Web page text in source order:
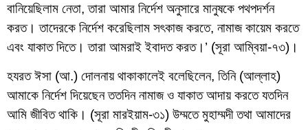
বানিয়েছিলাম নেতা, তারা আমার নির্দেশ অনুসারে মানুষকে পথপদর্শন
করত। তাদেরকে নির্দেশ করেছিলাম সৎকাজ করতে, নামাজ কায়েম করতে
এবং যাকাত দিতে। তারা আমরাই ইবাদত করত।’ (সূরা আম্বিয়া-৭৩)।
হযরত ঈসা (আ.) দোলনায় থাকাকালেই বলেছিলেন, তিনি (আল্লাহ)
আমাকে নির্দেশ দিয়েছেন ততদিন নামাজ ও যাকাত আদায় করতে যতদিন
আমি জীবিত থাকি। (সূরা মারইয়াম-৩১) উম্মতে মুহাম্মদী তথা আমাদের